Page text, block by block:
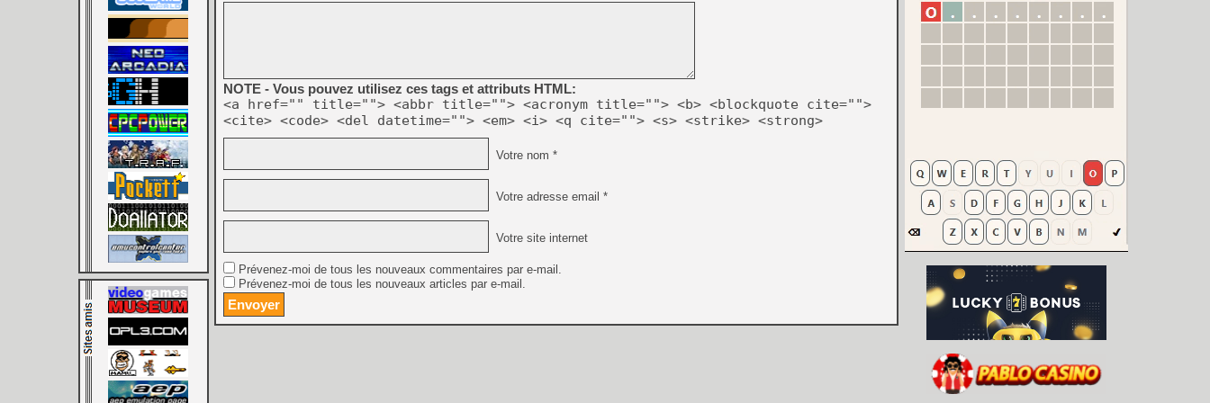
NOTE - Vous pouvez utilisez ces tags et attributs HTML:
<a href="" title=""> <abbr title=""> <acronym title=""> <b> <blockquote cite="">
<cite> <code> <del datetime=""> <em> <i> <q cite=""> <s> <strike> <strong>
Votre nom *
Votre adresse email *
Votre site internet
Prévenez-moi de tous les nouveaux commentaires par e-mail.
Prévenez-moi de tous les nouveaux articles par e-mail.